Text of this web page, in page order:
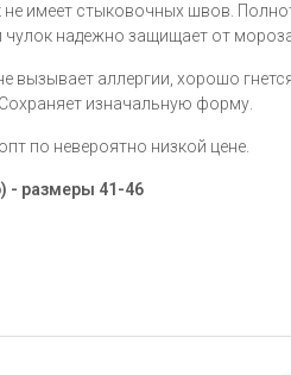
не имеет стыковочных швов.
надежно защищает от
вызывает аллергии, хорошо
Сохраняет изначальную форму.
по невероятно низкой цене.
- размеры 41-46